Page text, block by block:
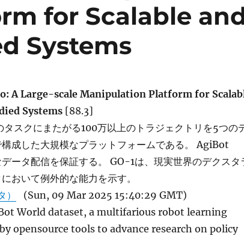
for Scalable
Systems
A Large-scale Manipulation Platform for
Systems [88.3]
スクにまたがる100万以上のトラジェクトリを5つの
成した大規模なプラットフォームである。 AgiBot
ータ配信を保証する。 GO-1は、現実世界のデクスタ
おいて例外的な能力を示す。
(Sun, 09 Mar 2025 15:40:29 GMT)
World dataset, a multifarious robot learning
opensource tools to advance research on policy